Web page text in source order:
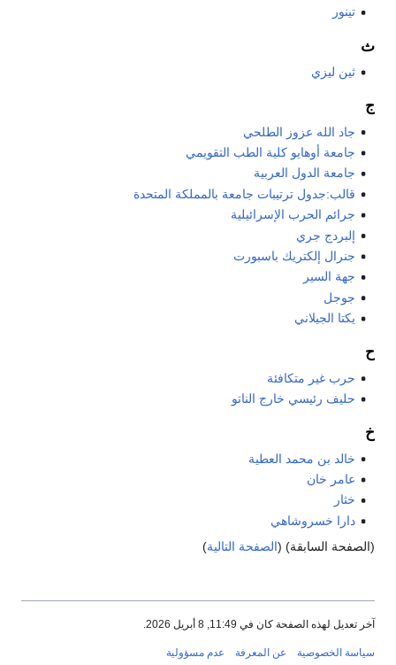
تينور
ث
ثين ليزي
ج
جاد الله عزوز الطلحي
جامعة أوهايو كلية الطب التقويمي
جامعة الدول العربية
قالب:جدول ترتيبات جامعة بالمملكة المتحدة
جرائم الحرب الإسرائيلية
إلبردج جري
جنرال إلكتريك باسبورت
جهة السير
جوجل
يكتا الجيلاني
ح
حرب غير متكافئة
حليف رئيسي خارج الناتو
خ
خالد بن محمد العطية
عامر خان
خثار
دارا خسروشاهي
(الصفحة السابقة) (الصفحة التالية)
آخر تعديل لهذه الصفحة كان في 11:49, 8 أبريل 2026.
سياسة الخصوصية عن المعرفة عدم مسؤولية